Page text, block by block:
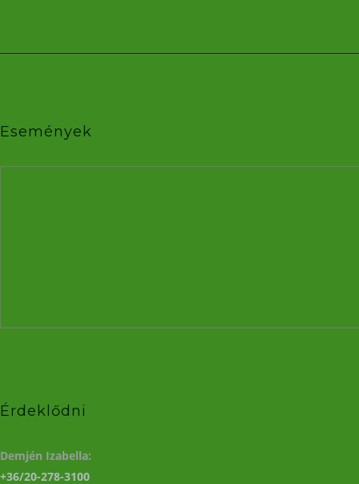
Események
Érdeklődni
Demjén Izabella:
+36/20-278-3100